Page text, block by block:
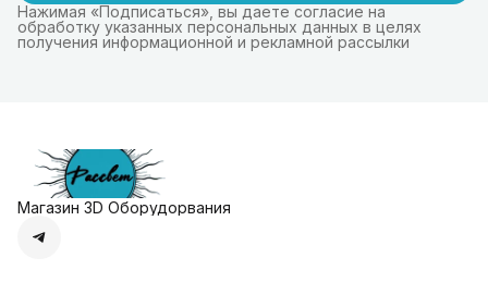
Нажимая «Подписаться», вы даете согласие на
обработку указанных персональных данных в целях
получения информационной и рекламной рассылки
Магазин 3D Оборудорвания